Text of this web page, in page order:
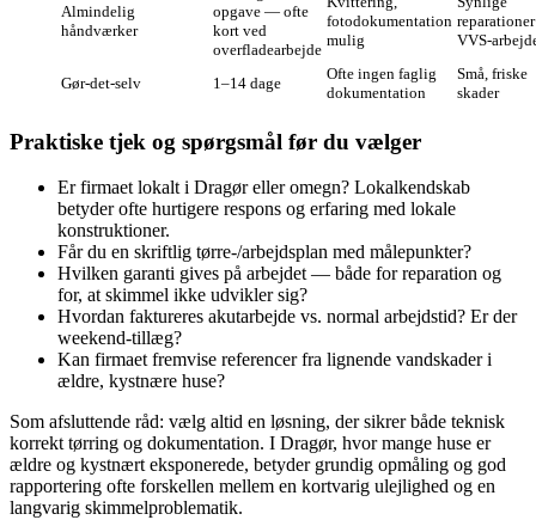
Almindelig
håndværker
opgave — ofte
kort ved
overfladearbejde
fotodokumentation
mulig
Gør‑det‑selv 1–14 dage
Ofte ingen faglig
dokumentation
Små, friske
skader
Praktiske tjek og spørgsmål før du vælger
Er firmaet lokalt i Dragør eller omegn? Lokalkendskab
betyder ofte hurtigere respons og erfaring med lokale
konstruktioner.
Får du en skriftlig tørre‑/arbejdsplan med målepunkter?
Hvilken garanti gives på arbejdet — både for reparation og
for, at skimmel ikke udvikler sig?
Hvordan faktureres akutarbejde vs. normal arbejdstid? Er der
weekend‑tillæg?
Kan firmaet fremvise referencer fra lignende vandskader i
ældre, kystnære huse?
Som afsluttende råd: vælg altid en løsning, der sikrer både teknisk
korrekt tørring og dokumentation. I Dragør, hvor mange huse er
ældre og kystnært eksponerede, betyder grundig opmåling og god
rapportering ofte forskellen mellem en kortvarig ulejlighed og en
langvarig skimmelproblematik.